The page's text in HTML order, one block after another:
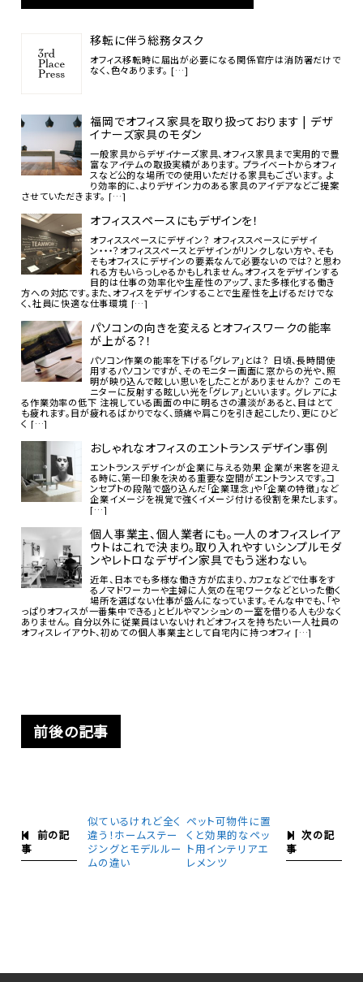
移転に伴う総務タスク
オフィス移転時に届出が必要になる関係官庁は消防署だけで
なく、色々あります。 […]
福岡でオフィス家具を取り扱っております | デザ
イナーズ家具のモダン
一般家具からデザイナーズ家具、オフィス家具まで実用的で豊
富なアイテムの取扱実績があります。 プライベートからオフィ
スなど公的な場所での使用いただける家具もございます。 よ
り効率的に、よりデザイン力のある家具のアイデアなどご提案
させていただきます。 […]
オフィススペースにもデザインを！
オフィススペースにデザイン？ オフィススペースにデザイ
ン・・・？オフィススペースとデザインがリンクしない方や、そも
そもオフィスにデザインの要素なんて必要ないのでは？と思わ
れる方もいらっしゃるかもしれません。オフィスをデザインする
目的は仕事の効率化や生産性のアップ、また多様化する働き
方への対応です。また、オフィスをデザインすることで生産性を上げるだけでな
く、社員に快適な仕事環境 […]
パソコンの向きを変えるとオフィスワークの能率
が上がる？！
パソコン作業の能率を下げる「グレア」とは？ 日頃、長時間使
用するパソコンですが、そのモニター画面に窓からの光や、照
明が映り込んで眩しい思いをしたことがありませんか？ このモ
ニターに反射する眩しい光を「グレア」といいます。 グレアによ
る作業効率の低下 注視している画面の中に明るさの濃淡があると、目はとて
も疲れます。目が疲れるばかりでなく、頭痛や肩こりを引き起こしたり、更にひど
く […]
おしゃれなオフィスのエントランスデザイン事例
エントランスデザインが企業に与える効果 企業が来客を迎え
る時に、第一印象を決める重要な空間がエントランスです。コ
ンセプトの段階で盛り込んだ「企業理念」や「企業の特徴」など
企業イメージを視覚で強くイメージ付ける役割を果たします。
[…]
個人事業主、個人業者にも。一人のオフィスレイア
ウトはこれで決まり。取り入れやすいシンプルモダ
ンやレトロなデザイン家具でもう迷わない。
近年、日本でも多様な働き方が広まり、カフェなどで仕事をす
るノマドワーカーや主婦に人気の在宅ワークなどといった働く
場所を選ばない仕事が盛んになっています。そんな中でも、「や
っぱりオフィスが一番集中できる」とビルやマンションの一室を借りる人も少なく
ありません。 自分以外に従業員はいないけれどオフィスを持ちたい一人社員の
オフィスレイアウト、初めての個人事業主として自宅内に持つオフィ […]
前後の記事
前の記
事
似ているけれど全く
違う！ホームステー
ジングとモデルルー
ムの違い
次の記
事
ペット可物件に置
くと効果的なペッ
ト用インテリアエ
レメンツ